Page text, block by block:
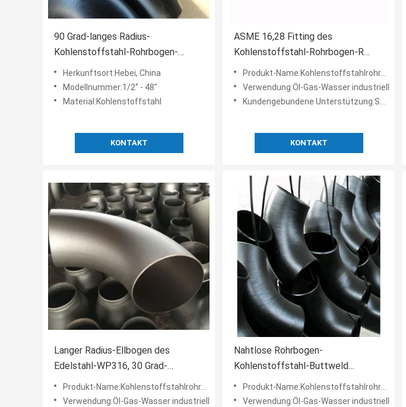
90 Grad-langes Radius-
Kohlenstoffstahl-Rohrbogen-
Schwarz-Malerei ANSI B16.9
Herkunftsort:Hebei, China
Modellnummer:1/2“ - 48"
Material:Kohlenstoffstahl
KONTAKT
ASME 16,28 Fitting des
Kohlenstoffstahl-Rohrbogen-R
1.5D Sch 20
Produkt-Name:Kohlenstoffstahlrohrbogen
Verwendung:Öl-Gas-Wasser industriell
Kundengebundene Unterstützung:Soem
KONTAKT
Langer Radius-Ellbogen des
Edelstahl-WP316, 30 Grad-
Stahlrohrbogen OD6000mm
Produkt-Name:Kohlenstoffstahlrohrbogen
Verwendung:Öl-Gas-Wasser industriell
Nahtlose Rohrbogen-
Kohlenstoffstahl-Buttweld
Installationen 90 Grad-EN1092-1
Produkt-Name:Kohlenstoffstahlrohrbogen
Verwendung:Öl-Gas-Wasser industriell